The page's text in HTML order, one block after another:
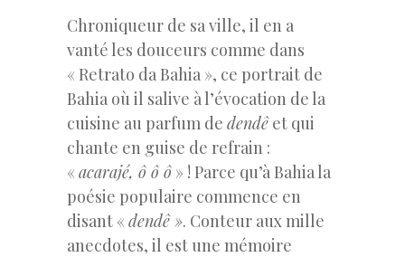
Chroniqueur de sa ville, il en a
vanté les douceurs comme dans
« Retrato da Bahia », ce portrait de
Bahia où il salive à l’évocation de la
cuisine au parfum de dendêet qui
chante en guise de refrain :
« acarajé, ô ô ô » ! Parce qu’à Bahia la
poésie populaire commence en
disant « dendê ». Conteur aux mille
anecdotes, il est une mémoire